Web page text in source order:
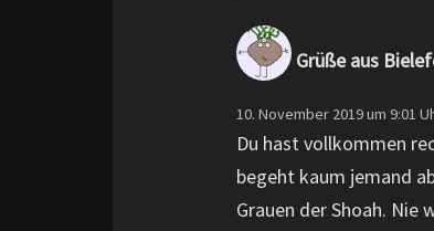
Grüße aus
10. November 2019 um 9:01
Du hast vollkommen
begeht kaum jemand
Grauen der Shoah. Nie